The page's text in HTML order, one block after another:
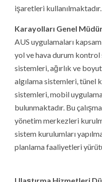
işaretleri kullanılmaktadır.
Karayolları Genel
AUS uygulamaları
yol ve hava durum
sistemleri, ağırlık ve
algılama sistemleri, tünel
sistemleri, mobil
bulunmaktadır. Bu
yönetim merkezleri
sistem kurulumları
planlama faaliyetleri
Ulaştırma Hizmetleri